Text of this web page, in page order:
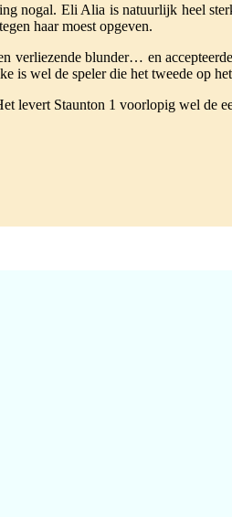
nogal. Eli Alia is natuurlijk heel
haar moest opgeven.
verliezende blunder… en
is wel de speler die het tweede op
levert Staunton 1 voorlopig wel de